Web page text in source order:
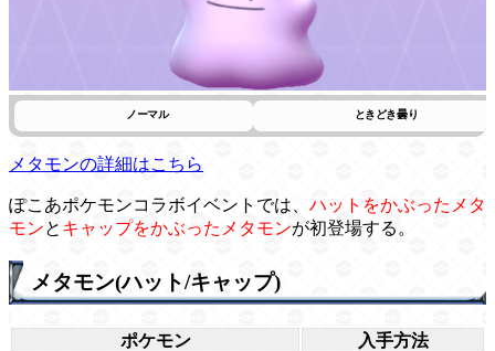
ノーマル ときどき曇り
メタモンの詳細はこちら
ぽこあポケモンコラボイベントでは、 ハットをかぶったメタ
モンと キャップをかぶったメタモンが初登場する。
メタモン(ハット/キャップ)
ポケモン 入手方法